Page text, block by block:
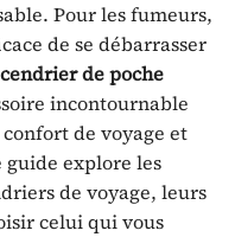
Pour les fumeurs,
de se débarrasser
cendrier de poche
incontournable
de voyage et
guide explore les
de voyage, leurs
celui qui vous